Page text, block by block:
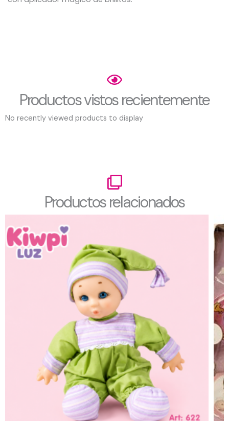
Productos vistos recientemente
No recently viewed products to display
Productos relacionados